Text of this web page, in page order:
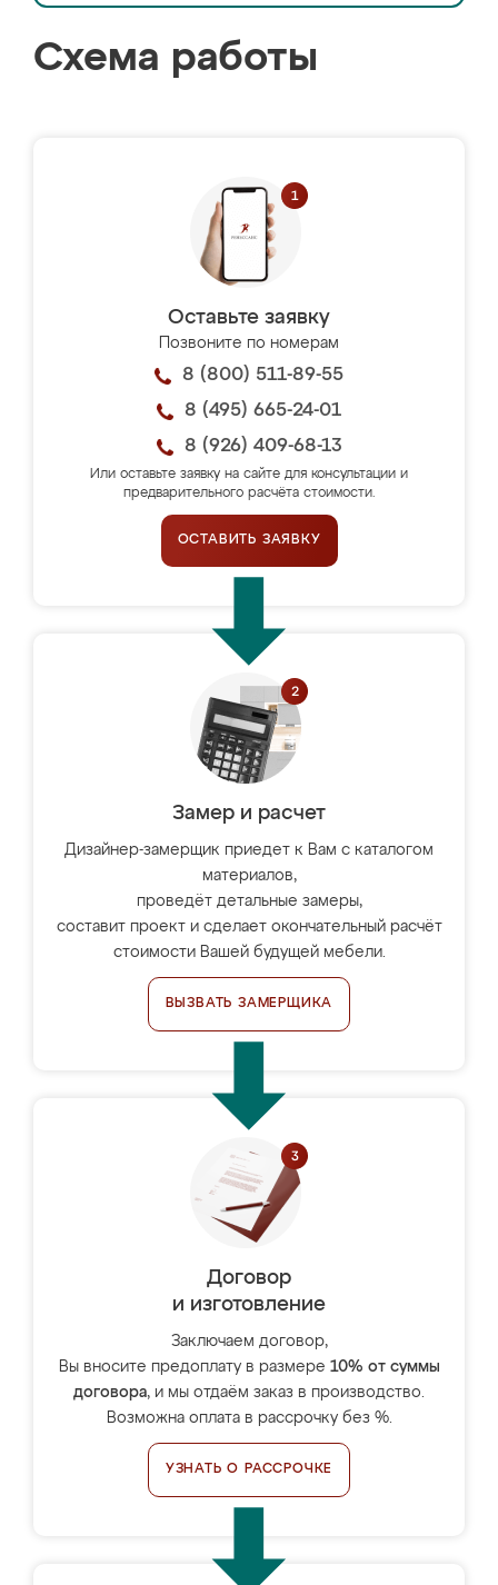
Схема работы
Оставьте заявку
Позвоните по номерам
8 (800) 511-89-55
8 (495) 665-24-01
8 (926) 409-68-13
Или оставьте заявку на сайте для консультации и
предварительного расчёта стоимости.
ОСТАВИТЬ ЗАЯВКУ
Замер и расчет
Дизайнер-замерщик приедет к Вам с каталогом
материалов,
проведёт детальные замеры,
составит проект и сделает окончательный расчёт
стоимости Вашей будущей мебели.
ВЫЗВАТЬ ЗАМЕРЩИКА
Договор
и изготовление
Заключаем договор,
Вы вносите предоплату в размере 10% от суммы
договора, и мы отдаём заказ в производство.
Возможна оплата в рассрочку без %.
УЗНАТЬ О РАССРОЧКЕ